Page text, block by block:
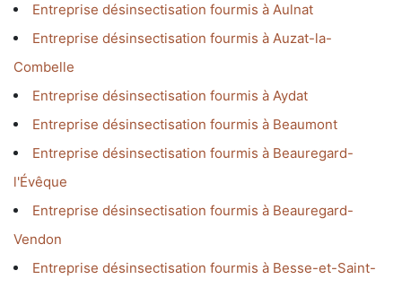
Entreprise désinsectisation fourmis à Aulnat
Entreprise désinsectisation fourmis à Auzat-la-
Combelle
Entreprise désinsectisation fourmis à Aydat
Entreprise désinsectisation fourmis à Beaumont
Entreprise désinsectisation fourmis à Beauregard-
l'Évêque
Entreprise désinsectisation fourmis à Beauregard-
Vendon
Entreprise désinsectisation fourmis à Besse-et-Saint-